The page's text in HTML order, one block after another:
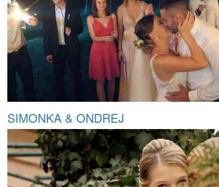
SIMONKA & ONDREJ